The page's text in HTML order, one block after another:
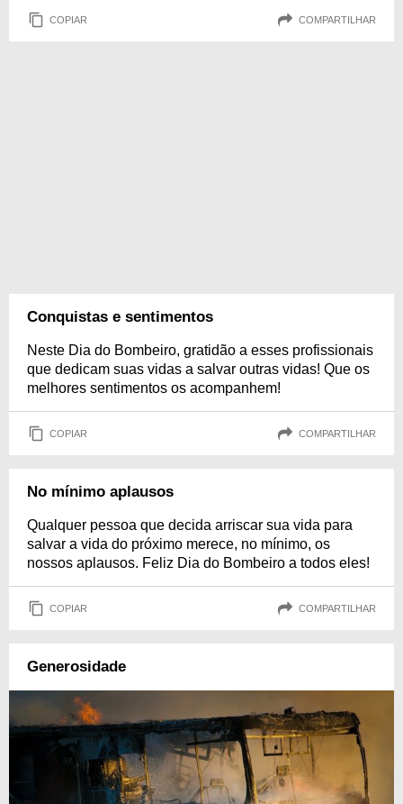
COPIAR COMPARTILHAR
Conquistas e sentimentos
Neste Dia do Bombeiro, gratidão a esses profissionais
que dedicam suas vidas a salvar outras vidas! Que os
melhores sentimentos os acompanhem!
COPIAR COMPARTILHAR
No mínimo aplausos
Qualquer pessoa que decida arriscar sua vida para
salvar a vida do próximo merece, no mínimo, os
nossos aplausos. Feliz Dia do Bombeiro a todos eles!
COPIAR COMPARTILHAR
Generosidade